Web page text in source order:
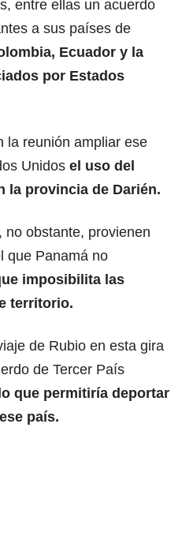
entre ellas un acuerdo
a sus países de
Ecuador y la
por Estados
la reunión ampliar ese
Unidos el uso del
la provincia de Darién.
obstante, provienen
que Panamá no
imposibilita las
territorio.
de Rubio en esta gira
de Tercer País
que permitiría deportar
país.